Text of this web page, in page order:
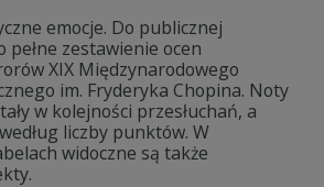
emocje. Do publicznej
pełne zestawienie ocen
XIX Międzynarodowego
im. Fryderyka Chopina. Noty
w kolejności przesłuchań, a
liczby punktów. W
widoczne są także